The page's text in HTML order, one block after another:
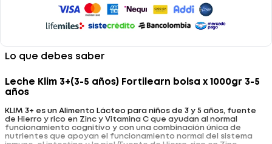
Lo que debes saber
Leche Klim 3+(3-5 años) Fortilearn bolsa x 1000gr 3-5
años
KLIM 3+ es un Alimento Lácteo para niños de 3 y 5 años, fuente
de Hierro y rico en Zinc y Vitamina C que ayudan al normal
funcionamiento cognitivo y con una combinación única de
nutrientes que apoyan el funcionamiento normal del sistema